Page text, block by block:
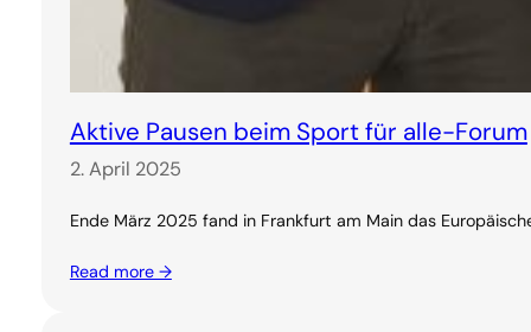
Aktive Pausen beim Sport für alle-Forum
2. April 2025
Ende März 2025 fand in Frankfurt am Main das
Read more →